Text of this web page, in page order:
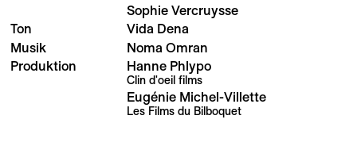
Sophie Vercruysse
Ton
Vida Dena
Musik
Noma Omran
Produktion
Hanne Phlypo
Clin d'oeil films
Eugénie Michel-Villette
Les Films du Bilboquet